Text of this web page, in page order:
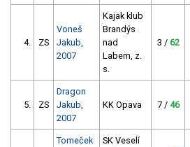
4. ZS
Voneš
Jakub,
2007
Kajak klub
Brandýs
nad
Labem, z.
s.
3 / 62
5. ZS
Dragon
Jakub,
2007
KK Opava 7 / 46
Tomeček
SK Veselí